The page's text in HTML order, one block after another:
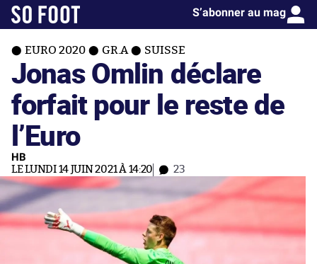
S’abonner au mag
EURO 2020 GR.A SUISSE
Jonas Omlin déclare
forfait pour le reste de
l’Euro
HB
LE LUNDI 14 JUIN 2021 À 14:20 23